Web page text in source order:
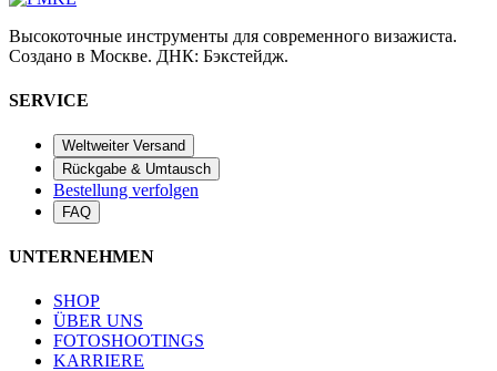
Высокоточные инструменты для современного визажиста.
Создано в Москве. ДНК: Бэкстейдж.
SERVICE
Weltweiter Versand
Rückgabe & Umtausch
Bestellung verfolgen
FAQ
UNTERNEHMEN
SHOP
ÜBER UNS
FOTOSHOOTINGS
KARRIERE